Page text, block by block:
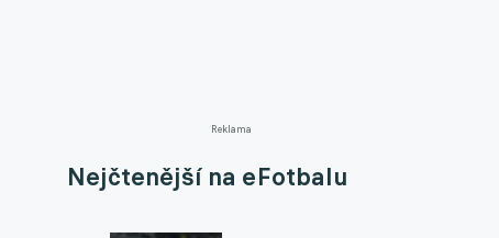
Reklama
Nejčtenější na eFotbalu